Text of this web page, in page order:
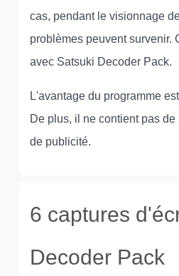
cas, pendant le visionnage
problèmes peuvent survenir.
avec Satsuki Decoder Pack.
L'avantage du programme
De plus, il ne contient pas
de publicité.
6 captures
Decoder Pack